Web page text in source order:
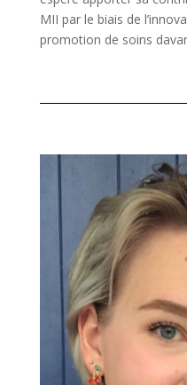
MII par le biais de
promotion de soins